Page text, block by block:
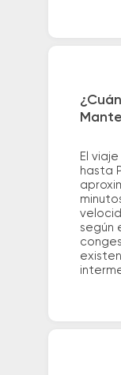
El
hasta
según